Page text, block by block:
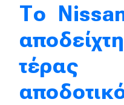
Αγώνες
Formula 1
WRC
Motorsport
Το
τέρας